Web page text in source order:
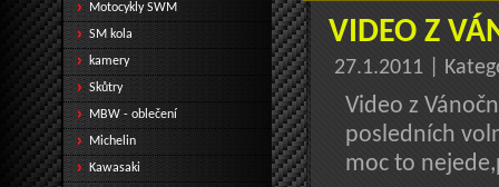
VIDEO Z
27.1.2011 |
Video z
posledních
moc to
Motocykly SWM
SM kola
kamery
Skůtry
MBW - oblečení
Michelin
Kawasaki